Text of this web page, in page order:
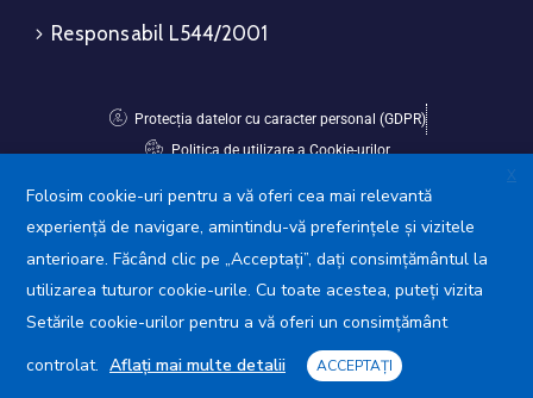
Responsabil L544/2001
Protecția datelor cu caracter personal (GDPR)
Politica de utilizare a Cookie-urilor
Avansis Mobile
X
Folosim cookie-uri pentru a vă oferi cea mai relevantă
experiență de navigare, amintindu-vă preferințele și vizitele
anterioare. Făcând clic pe „Acceptați”, dați consimțământul la
utilizarea tuturor cookie-urile. Cu toate acestea, puteți vizita
Setările cookie-urilor pentru a vă oferi un consimțământ
controlat. Aflați mai multe detalii ACCEPTAȚI